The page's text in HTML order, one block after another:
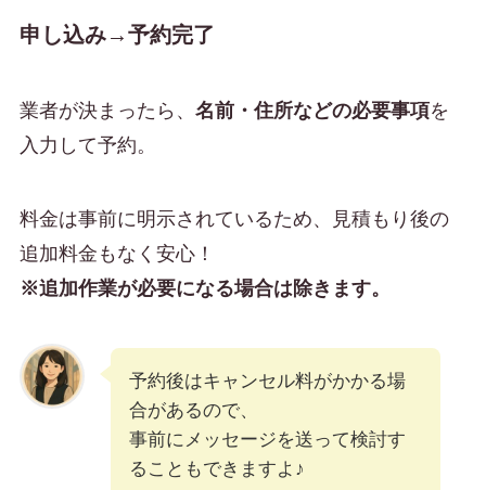
申し込み→予約完了
業者が決まったら、 名前・住所などの必要事項を
入力して予約。
料金は事前に明示されているため、見積もり後の
追加料金もなく安心！
※追加作業が必要になる場合は除きます。
予約後はキャンセル料がかかる場
合があるので、
事前にメッセージを送って検討す
ることもできますよ♪